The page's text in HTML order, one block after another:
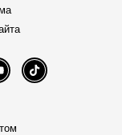
YouTube TikTok